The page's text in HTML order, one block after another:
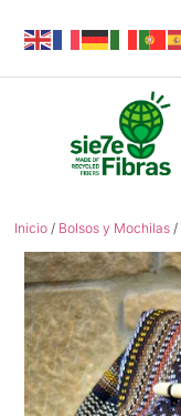
Inicio / Bolsos y Mochilas /